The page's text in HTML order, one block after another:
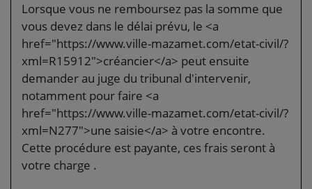
Lorsque vous ne remboursez pas la somme que
vous devez dans le délai prévu, le <a
href="https://www.ville-mazamet.com/etat-civil/?
xml=R15912">créancier</a> peut ensuite
demander au juge du tribunal d'intervenir,
notamment pour faire <a
href="https://www.ville-mazamet.com/etat-civil/?
xml=N277">une saisie</a> à votre encontre.
Cette procédure est payante, ces frais seront à
votre charge .